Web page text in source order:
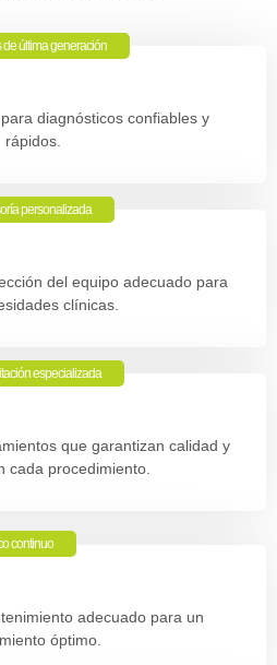
de última generación
diagnósticos confiables y
rápidos.
personalizada
del equipo adecuado para
clínicas.
especializada
que garantizan calidad y
cada procedimiento.
continuo
adecuado para un
óptimo.